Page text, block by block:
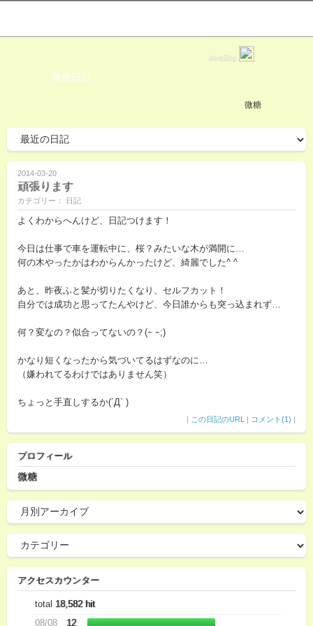
love2log
微糖日記
微糖
2014-03-20
頑張ります
カテゴリー： 日記
よくわからへんけど、日記つけます！
今日は仕事で車を運転中に、桜？みたいな木が満開に…
何の木やったかはわからんかったけど、綺麗でした^ ^
あと、昨夜ふと髪が切りたくなり、セルフカット！
自分では成功と思ってたんやけど、今日誰からも突っ込まれず…
何？変なの？似合ってないの？(ｰ ｰ;)
かなり短くなったから気づいてるはずなのに…
（嫌われてるわけではありません笑）
ちょっと手直しするか(´Д` )
| この日記のURL | コメント(1) |
プロフィール
微糖
アクセスカウンター
total 18,582 hit
08/08
12